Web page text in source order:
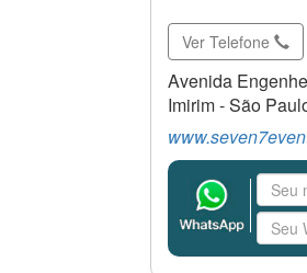
Ver Telefone
Avenida
Imirim - São